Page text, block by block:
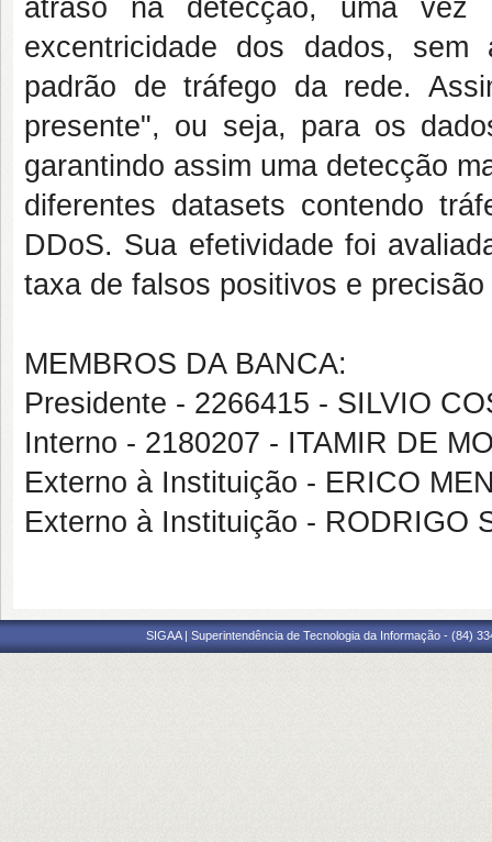
atraso na detecção, uma
excentricidade dos dados,
padrão de tráfego da rede.
presente", ou seja, para os
garantindo assim uma detecção
diferentes datasets contendo
DDoS. Sua efetividade foi
taxa de falsos positivos e
MEMBROS DA BANCA:
Presidente - 2266415 - SILVIO
Interno - 2180207 - ITAMIR DE
Externo à Instituição - ERICO
Externo à Instituição - RODRIGO
SIGAA | Superintendência de Tecnologia da Informação - (84)